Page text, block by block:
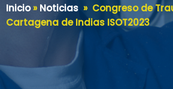
Inicio»Noticias » Congreso de
Cartagena de Indias ISOT2023